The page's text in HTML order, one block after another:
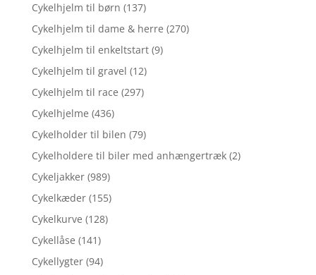
Cykelhjelm til børn (137)
Cykelhjelm til dame & herre (270)
Cykelhjelm til enkeltstart (9)
Cykelhjelm til gravel (12)
Cykelhjelm til race (297)
Cykelhjelme (436)
Cykelholder til bilen (79)
Cykelholdere til biler med anhængertræk (2)
Cykeljakker (989)
Cykelkæder (155)
Cykelkurve (128)
Cykellåse (141)
Cykellygter (94)